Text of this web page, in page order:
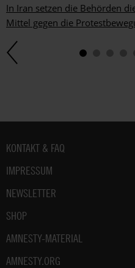
In Iran setzen die Behörden
Mittel gegen die
Fußbereich
KONTAKT & FAQ
IMPRESSUM
NEWSLETTER
SHOP
AMNESTY-MATERIAL
AMNESTY.ORG